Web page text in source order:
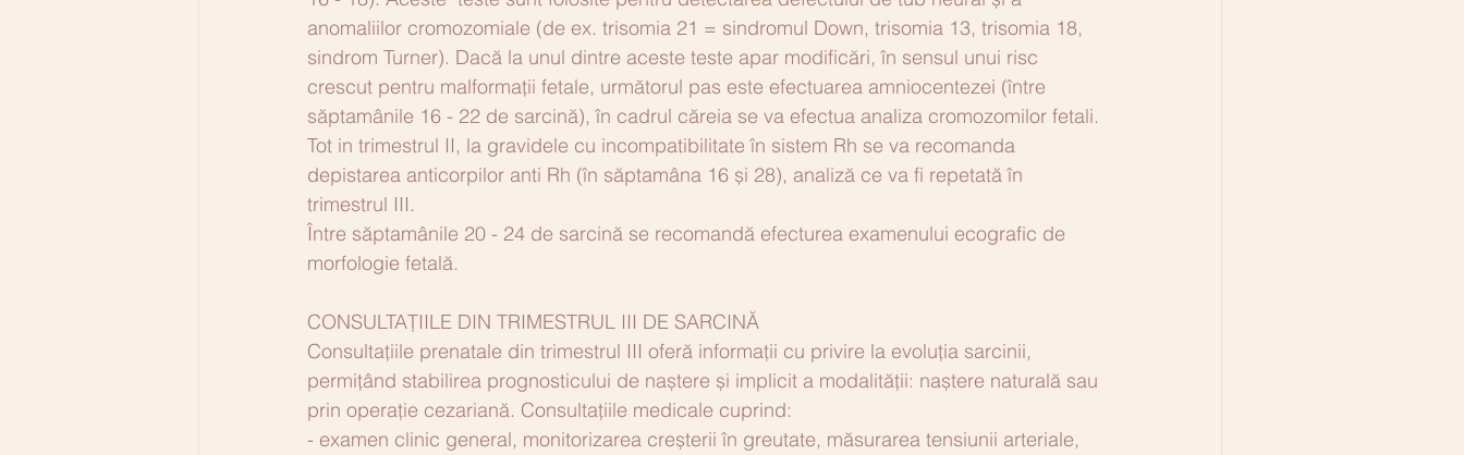
anomaliilor cromozomiale (de ex. trisomia 21 = sindromul Down, trisomia 13, trisomia 18,
sindrom Turner). Dacă la unul dintre aceste teste apar modificări, în sensul unui risc
crescut pentru malformații fetale, următorul pas este efectuarea amniocentezei (între
săptamânile 16 - 22 de sarcină), în cadrul căreia se va efectua analiza cromozomilor fetali.
Tot in trimestrul II, la gravidele cu incompatibilitate în sistem Rh se va recomanda
depistarea anticorpilor anti Rh (în săptamâna 16 și 28), analiză ce va fi repetată în
trimestrul III.
Între săptamânile 20 - 24 de sarcină se recomandă efecturea examenului ecografic de
morfologie fetală.
CONSULTAȚIILE DIN TRIMESTRUL III DE SARCINĂ
Consultațiile prenatale din trimestrul III oferă informații cu privire la evoluția sarcinii,
permițând stabilirea prognosticului de naștere și implicit a modalității: naștere naturală sau
prin operație cezariană. Consultațiile medicale cuprind:
- examen clinic general, monitorizarea creșterii în greutate, măsurarea tensiunii arteriale,